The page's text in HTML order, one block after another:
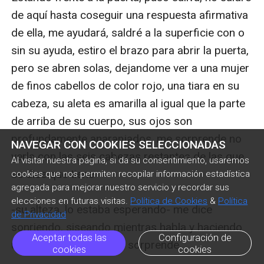
NAVEGAR CON COOKIES SELECCIONADAS
Al visitar nuestra página, si da su consentimiento, usaremos
cookies que nos permiten recopilar información estadística
agregada para mejorar nuestro servicio y recordar sus
elecciones en futuras visitas. Política de Cookies & Política
de Privacidad
Aceptar todas las
cookies
Configuración de
cookies